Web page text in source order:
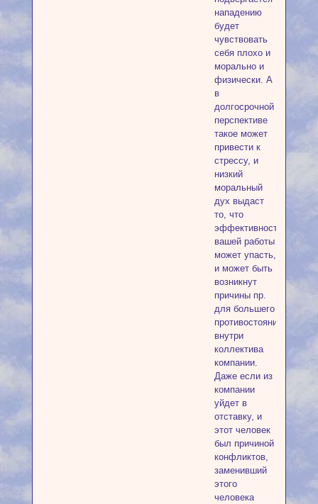
нападению
будет
чувствовать
себя плохо и
морально и
физически. А
в
долгосрочной
перспективе
такое может
привести к
стрессу, и
низкий
моральный
дух выдаст
то, что
эффективность
вашей работы
может упасть,
и может быть
возникнут
причины пр.
для большего
противостояния
внутри
коллектива
компании.
Даже если из
компании
уйдет в
отставку, и
этот человек
был причиной
конфликтов,
заменивший
этого
человека